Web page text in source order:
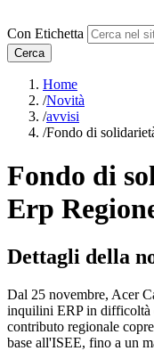
Con Etichetta
Cerca
Home
/Novità
/avvisi
/Fondo di
Fondo di
Erp
Dettagli della
Dal 25 novembre, Acer
inquilini ERP in difficoltà
contributo regionale
base all'ISEE, fino a un